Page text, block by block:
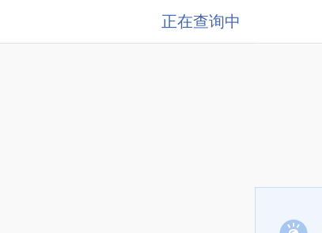
正在查询中